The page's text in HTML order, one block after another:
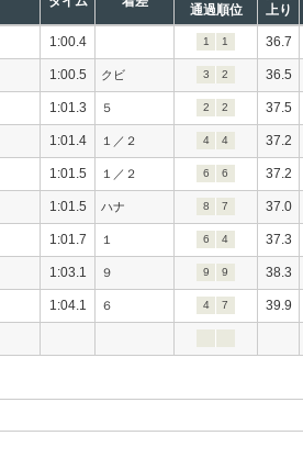
通過順位
上り
1:00.4 1 1 36.7
1:00.5 クビ 3 2 36.5
1:01.3 ５ 2 2 37.5
1:01.4 １／２ 4 4 37.2
1:01.5 １／２ 6 6 37.2
1:01.5 ハナ 8 7 37.0
1:01.7 １ 6 4 37.3
1:03.1 ９ 9 9 38.3
1:04.1 ６ 4 7 39.9